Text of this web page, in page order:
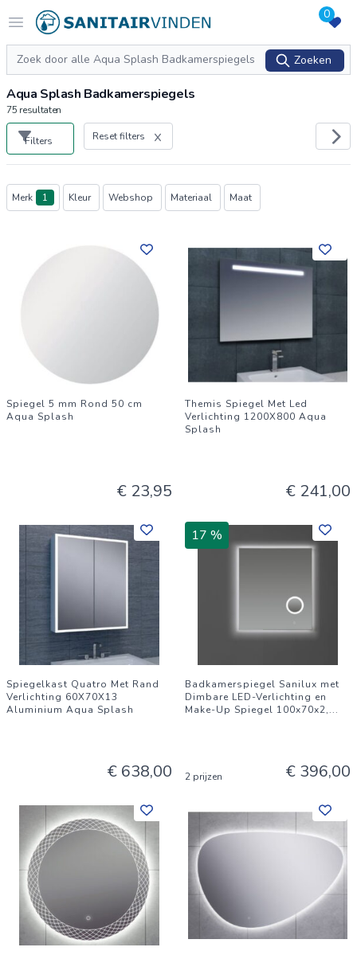
Open menu
Logo sanitairvinden.nl 0
Zoeken
Zoeken
Aqua Splash Badkamerspiegels
75 resultaten
Filters Reset filters
Producten
Merk 1 Kleur Webshop Materiaal Maat
Spiegel 5 mm Rond 50 cm
Aqua Splash
€ 23,95
Themis Spiegel Met Led
Verlichting 1200X800 Aqua
Splash
€ 241,00
Spiegelkast Quatro Met Rand
Verlichting 60X70X13
Aluminium Aqua Splash
€ 638,00
17 %
Badkamerspiegel Sanilux met
Dimbare LED-Verlichting en
Make-Up Spiegel 100x70x2,...
2 prijzen € 396,00